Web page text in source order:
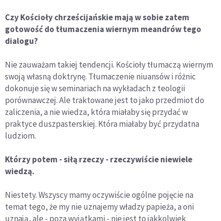
Czy Kościoły chrześcijańskie mają w sobie zatem
gotowość do tłumaczenia wiernym meandrów tego
dialogu?
Nie zauważam takiej tendencji. Kościoły tłumaczą wiernym
swoją własną doktrynę. Tłumaczenie niuansów i różnic
dokonuje się w seminariach na wykładach z teologii
porównawczej. Ale traktowane jest to jako przedmiot do
zaliczenia, a nie wiedza, która miałaby się przydać w
praktyce duszpasterskiej. Która miałaby być przydatna
ludziom.
Którzy potem - siłą rzeczy - rzeczywiście niewiele
wiedzą.
Niestety. Wszyscy mamy oczywiście ogólne pojęcie na
temat tego, że my nie uznajemy władzy papieża, a oni
uznają, ale - poza wyjątkami - nie jest to jakkolwiek